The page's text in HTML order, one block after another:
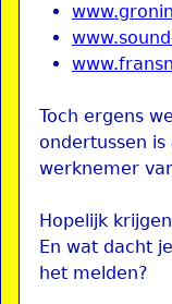
Toch ergens
ondertussen
werknemer
Hopelijk
En wat dacht
het melden?